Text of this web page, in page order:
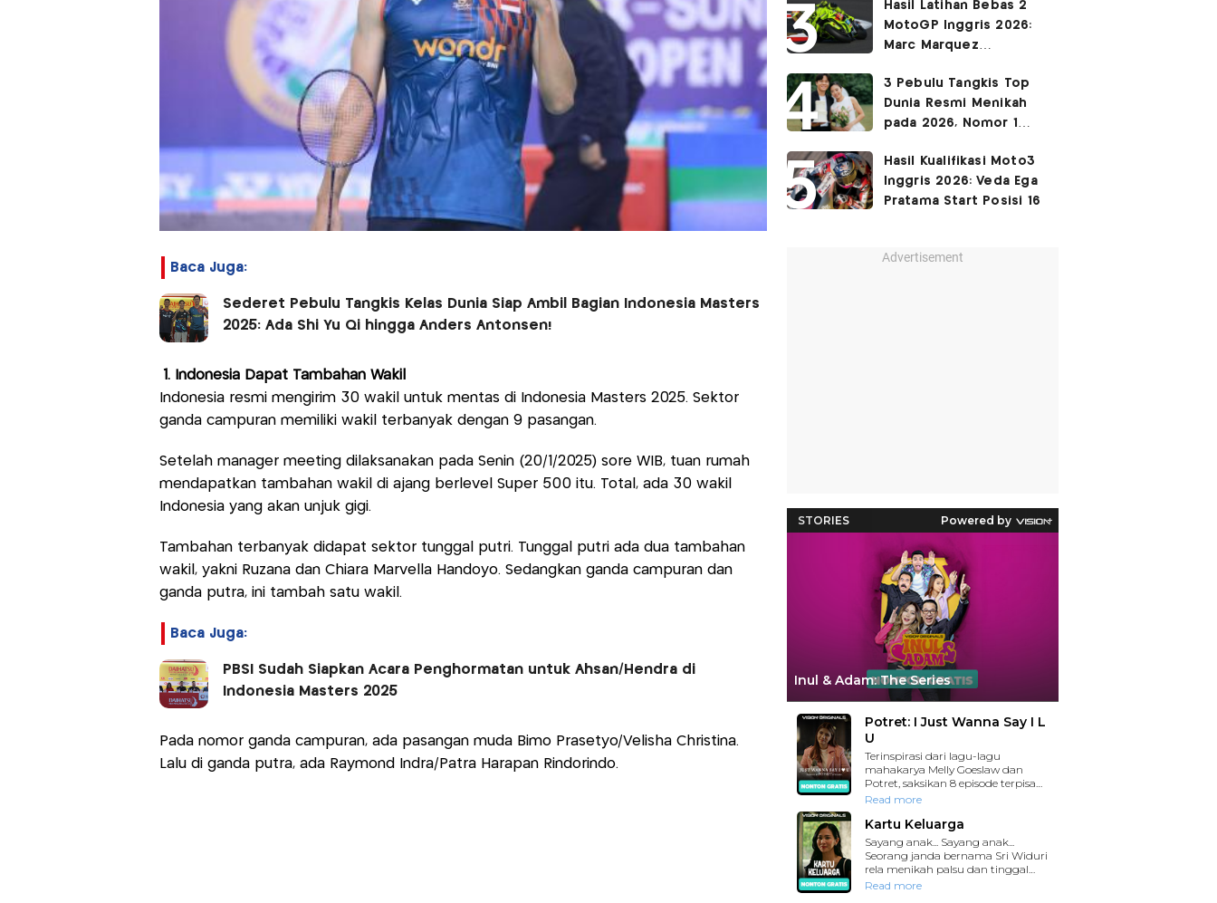
Baca Juga:
Sederet Pebulu Tangkis Kelas Dunia Siap Ambil Bagian Indonesia Masters
2025: Ada Shi Yu Qi hingga Anders Antonsen!
1. Indonesia Dapat Tambahan Wakil
Indonesia resmi mengirim 30 wakil untuk mentas di Indonesia Masters 2025. Sektor
ganda campuran memiliki wakil terbanyak dengan 9 pasangan.
Setelah manager meeting dilaksanakan pada Senin (20/1/2025) sore WIB, tuan rumah
mendapatkan tambahan wakil di ajang berlevel Super 500 itu. Total, ada 30 wakil
Indonesia yang akan unjuk gigi.
Tambahan terbanyak didapat sektor tunggal putri. Tunggal putri ada dua tambahan
wakil, yakni Ruzana dan Chiara Marvella Handoyo. Sedangkan ganda campuran dan
ganda putra, ini tambah satu wakil.
Baca Juga:
PBSI Sudah Siapkan Acara Penghormatan untuk Ahsan/Hendra di
Indonesia Masters 2025
Pada nomor ganda campuran, ada pasangan muda Bimo Prasetyo/Velisha Christina.
Lalu di ganda putra, ada Raymond Indra/Patra Harapan Rindorindo.
di Kualifikasi?
Hasil Latihan Bebas 2
MotoGP Inggris 2026:
Marc Marquez
Giannantonio Tercepat
3 Pebulu Tangkis Top
Dunia Resmi Menikah
pada 2026, Nomor 1
Hasil Kualifikasi Moto3
Inggris 2026: Veda Ega
Pratama Start Posisi 16
Advertisement